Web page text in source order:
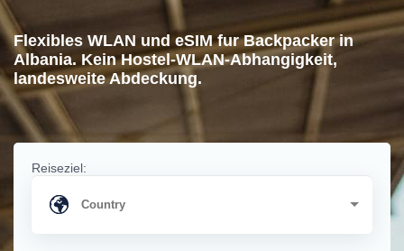
Flexibles WLAN und eSIM fur Backpacker in
Albania. Kein Hostel-WLAN-Abhangigkeit,
landesweite Abdeckung.
Reiseziel: